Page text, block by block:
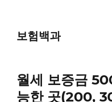
보험백과
월세 보증금
능한 곳(200,